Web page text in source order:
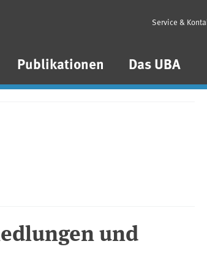
Publikationen Das UBA
Service &
und